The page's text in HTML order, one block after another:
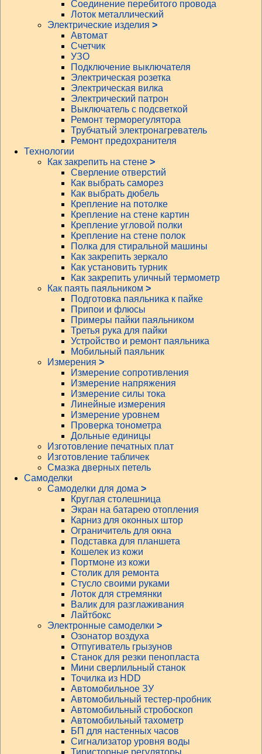
Соединение перебитого провода
Лоток металлический
Электрические изделия >
Автомат
Счетчик
УЗО
Подключение выключателя
Электрическая розетка
Электрическая вилка
Электрический патрон
Выключатель с подсветкой
Ремонт терморегулятора
Трубчатый электронагреватель
Ремонт предохранителя
Технологии
Как закрепить на стене >
Сверление отверстий
Как выбрать саморез
Как выбрать дюбель
Крепление на потолке
Крепление на стене картин
Крепление угловой полки
Крепление на стене полок
Полка для стиральной машины
Как закрепить зеркало
Как установить турник
Как закрепить уличный термометр
Как паять паяльником >
Подготовка паяльника к пайке
Припои и флюсы
Примеры пайки паяльником
Третья рука для пайки
Устройство и ремонт паяльника
Мобильный паяльник
Измерения >
Измерение сопротивления
Измерение напряжения
Измерение силы тока
Линейные измерения
Измерение уровнем
Проверка тонометра
Дольные единицы
Изготовление печатных плат
Изготовление табличек
Смазка дверных петель
Самоделки
Самоделки для дома >
Круглая столешница
Экран на батарею отопления
Карниз для оконных штор
Ограничитель для окна
Подставка для планшета
Кошелек из кожи
Портмоне из кожи
Столик для ремонта
Стусло своими руками
Лоток для стремянки
Валик для разглаживания
Лайтбокс
Электронные самоделки >
Озонатор воздуха
Отпугиватель грызунов
Станок для резки пенопласта
Мини сверлильный станок
Точилка из HDD
Автомобильное ЗУ
Автомобильный тестер-пробник
Автомобильный стробоскоп
Автомобильный тахометр
БП для настенных часов
Сигнализатор уровня воды
Тиристорные регуляторы